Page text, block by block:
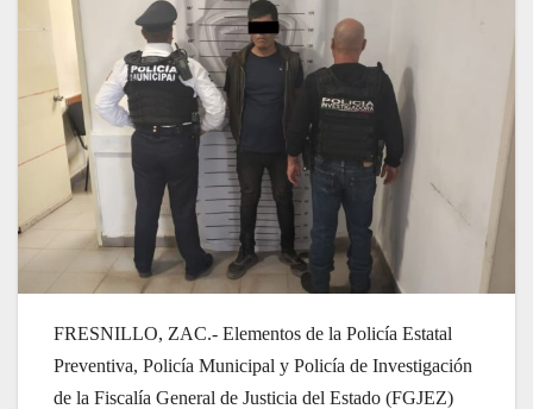
FRESNILLO, ZAC.- Elementos de la Policía Estatal
Preventiva, Policía Municipal y Policía de Investigación
de la Fiscalía General de Justicia del Estado (FGJEZ)